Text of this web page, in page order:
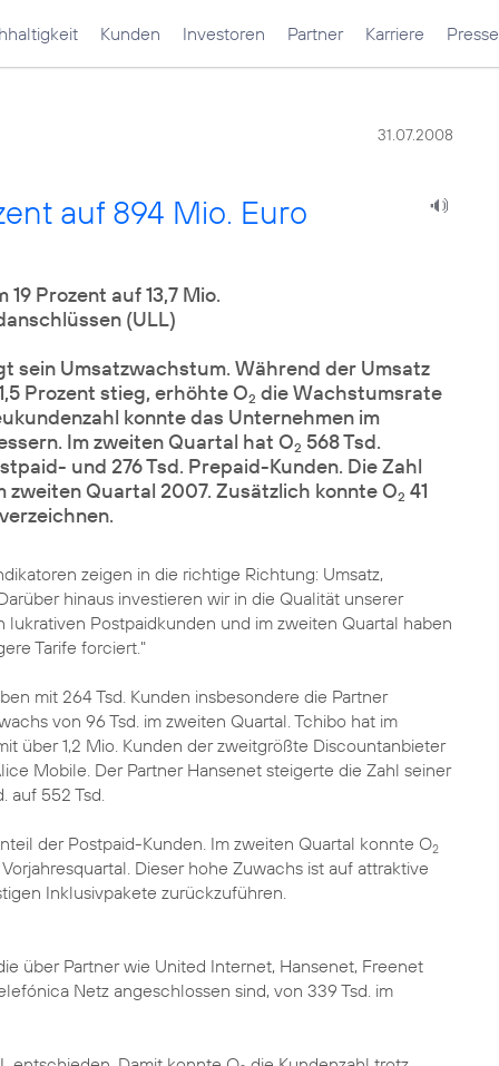
Kunden Investoren Partner Karriere Presse
31.07.2008
auf 894 Mio. Euro
Prozent auf 13,7 Mio.
(ULL)
sein Umsatzwachstum. Während der Umsatz
Prozent stieg, erhöhte O2 die Wachstumsrate
konnte das Unternehmen im
Im zweiten Quartal hat O2 568 Tsd.
und 276 Tsd. Prepaid-Kunden. Die Zahl
Quartal 2007. Zusätzlich konnte O2 41
zeigen in die richtige Richtung: Umsatz,
hinaus investieren wir in die Qualität unserer
Postpaidkunden und im zweiten Quartal haben
Tarife forciert."
mit 264 Tsd. Kunden insbesondere die Partner
von 96 Tsd. im zweiten Quartal. Tchibo hat im
über 1,2 Mio. Kunden der zweitgrößte Discountanbieter
Mobile. Der Partner Hansenet steigerte die Zahl seiner
auf 552 Tsd.
der Postpaid-Kunden. Im zweiten Quartal konnte O2
Dieser hohe Zuwachs ist auf attraktive
Inklusivpakete zurückzuführen.
über Partner wie United Internet, Hansenet, Freenet
Netz angeschlossen sind, von 339 Tsd. im